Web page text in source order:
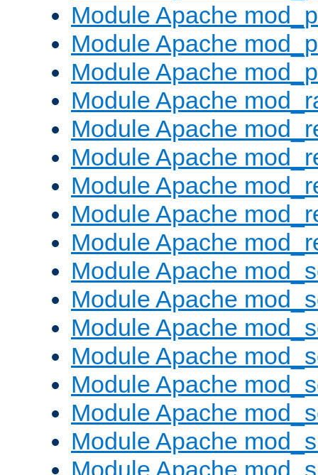
Module Apache
Module Apache
Module Apache
Module Apache
Module Apache
Module Apache
Module Apache
Module Apache
Module Apache
Module Apache
Module Apache
Module Apache
Module Apache
Module Apache
Module Apache
Module Apache
Module Apache